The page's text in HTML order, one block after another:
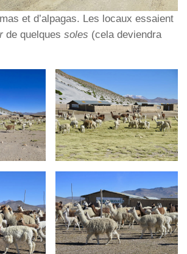
et d’alpagas. Les locaux essaient
de quelques soles (cela deviendra